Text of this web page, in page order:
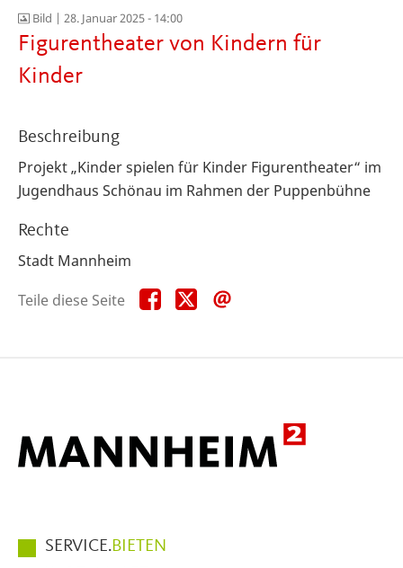
Bild | 28. Januar 2025 - 14:00
Figurentheater von Kindern für
Kinder
Beschreibung
Projekt „Kinder spielen für Kinder Figurentheater“ im
Jugendhaus Schönau im Rahmen der Puppenbühne
Rechte
Stadt Mannheim
Teile diese Seite
Teile
diese
Teile
diese
Hauptmenüpunkte
SERVICE.BIETEN